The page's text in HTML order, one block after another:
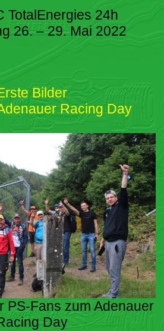
TotalEnergies 24h
26. – 29. Mai 2022
Bilder
Racing Day
PS-Fans zum Adenauer
Day